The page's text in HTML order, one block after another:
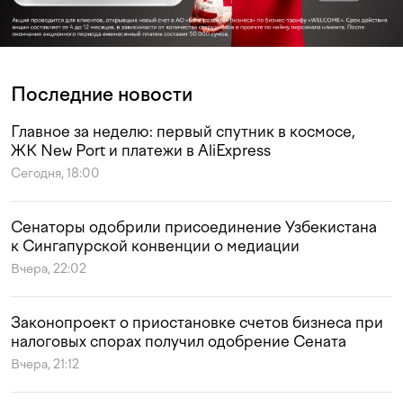
Последние новости
Главное за неделю: первый спутник в космосе,
ЖК New Port и платежи в AliExpress
Сегодня, 18:00
Сенаторы одобрили присоединение Узбекистана
к Сингапурской конвенции о медиации
Вчера, 22:02
Законопроект о приостановке счетов бизнеса при
налоговых спорах получил одобрение Сената
Вчера, 21:12